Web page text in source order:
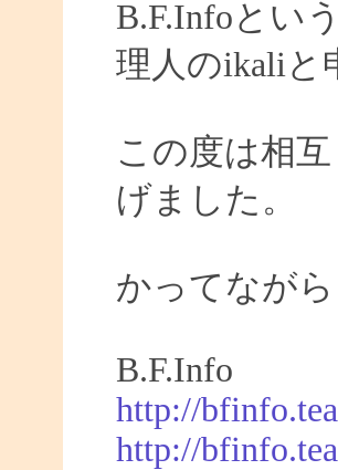
B.F.Infoとい
理人のikaliと
この度は相
げました。
かってなが
B.F.Info
http://
http://